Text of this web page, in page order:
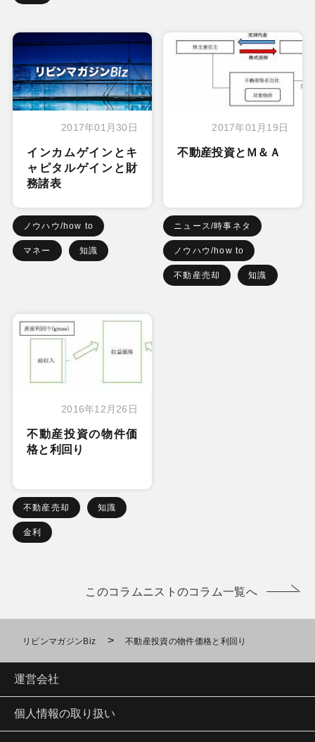
2017年01月30日
インカムゲインとキ
ャピタルゲインと財
務諸表
ノウハウ/how to
マネー 知識
2017年01月19日
不動産投資とＭ＆Ａ
ニュース/時事ネタ
ノウハウ/how to
不動産売却 知識
2016年12月26日
不動産投資の物件価
格と利回り
不動産売却 知識
金利
このコラムニストのコラム一覧へ
リビンマガジンBiz > 不動産投資の物件価格と利回り
運営会社
個人情報の取り扱い